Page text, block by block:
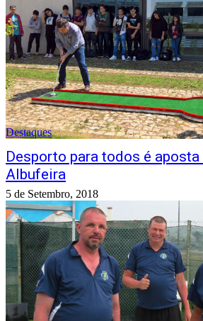
Destaques
Desporto para todos é
Albufeira
5 de Setembro, 2018